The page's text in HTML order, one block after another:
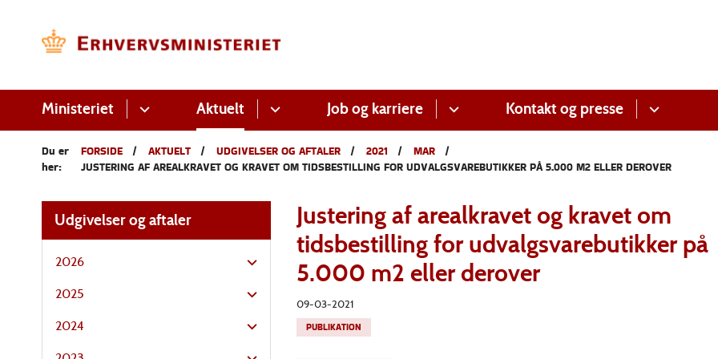
Ministeriet Aktuelt Job og karriere Kontakt og presse
Du er
her:
FORSIDE AKTUELT UDGIVELSER OG AFTALER 2021
MAR
JUSTERING AF AREALKRAVET OG KRAVET OM TIDSBESTILLING FOR UDVALGSVAREBUTIKKER PÅ 5.000 M2 ELLER DEROVER
Udgivelser og aftaler
2026
2025
2024
Justering af arealkravet og kravet om
tidsbestilling for udvalgsvarebutikker på
5.000 m2 eller derover
09-03-2021
PUBLIKATION